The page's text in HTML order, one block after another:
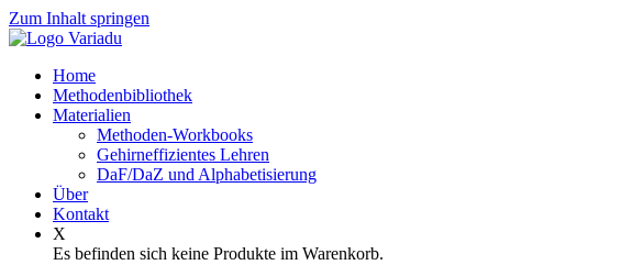
Zum Inhalt springen
Home
Methodenbibliothek
Materialien
Methoden-Workbooks
Gehirneffizientes Lehren
DaF/DaZ und Alphabetisierung
Über
Kontakt
X
Es befinden sich keine Produkte im Warenkorb.